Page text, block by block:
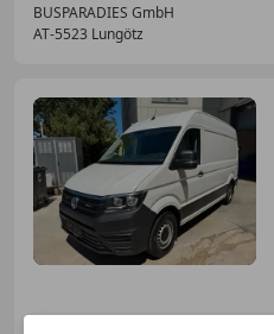
BUSPARADIES GmbH
AT-5523 Lungötz